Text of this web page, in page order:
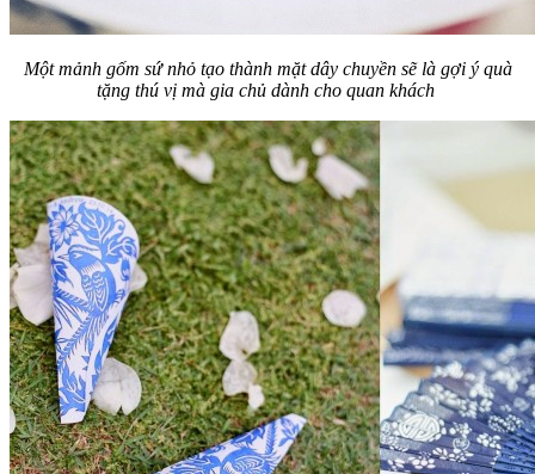
Một mảnh gốm sứ nhỏ tạo thành mặt dây chuyền sẽ là gợi ý quà
tặng thú vị mà gia chủ dành cho quan khách